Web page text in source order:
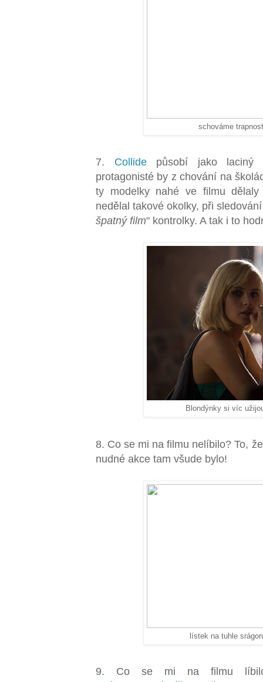
schováme
7. Collidepůsobí jako laciný
protagonisté by z chování na
ty modelky nahé ve filmu
nedělal takové okolky, při
špatný film" kontrolky. A tak i to
Blondýnky si víc
8. Co se mi na filmu nelíbilo? To,
nudné akce tam všude bylo!
lístek na tuhle
9. Co se mi na filmu